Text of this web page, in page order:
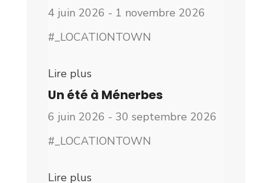
4 juin 2026 - 1 novembre 2026
#_LOCATIONTOWN
Lire plus
Un été à Ménerbes
6 juin 2026 - 30 septembre 2026
#_LOCATIONTOWN
Lire plus